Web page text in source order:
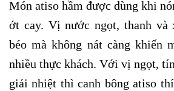
Món atiso hầm được dùng khi
ớt cay. Vị nước ngọt, thanh và
béo mà không nát càng khiến
nhiều thực khách. Với vị ngọt,
giải nhiệt thì canh bông atiso